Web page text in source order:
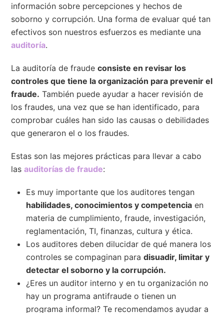
información sobre percepciones y hechos de
soborno y corrupción. Una forma de evaluar qué tan
efectivos son nuestros esfuerzos es mediante una
auditoría.
La auditoría de fraudeconsiste en revisar los
controles que tiene la organización para prevenir el
fraude. También puede ayudar a hacer revisión de
los fraudes, una vez que se han identificado, para
comprobar cuáles han sido las causas o debilidades
que generaron el o los fraudes.
Estas son las mejores prácticas para llevar a cabo
lasauditorías de fraude:
Es muy importante que los auditores tengan
habilidades, conocimientos y competencia en
materia de cumplimiento, fraude, investigación,
reglamentación, TI, finanzas, cultura y ética.
Los auditores deben dilucidar de qué manera los
controles se compaginan paradisuadir, limitar y
detectar el soborno y la corrupción.
¿Eres un auditor interno y en tu organización no
hay un programa antifraude o tienen un
programa informal? Te recomendamos ayudar a